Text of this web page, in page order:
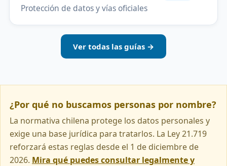
Protección de datos y vías oficiales
Ver todas las guías →
¿Por qué no buscamos personas por nombre?
La normativa chilena protege los datos personales y
exige una base jurídica para tratarlos. La Ley 21.719
reforzará estas reglas desde el 1 de diciembre de
2026. Mira qué puedes consultar legalmente y